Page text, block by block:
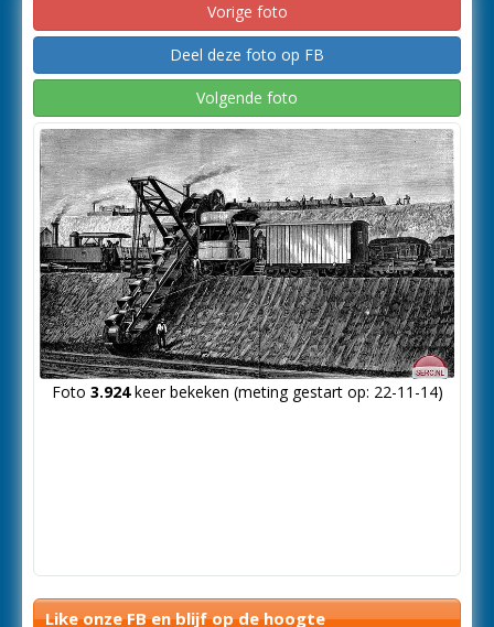
Vorige foto
Deel deze foto op FB
Volgende foto
Foto 3.924keer bekeken (meting gestart op: 22-11-14)
Like onze FB en blijf op de hoogte